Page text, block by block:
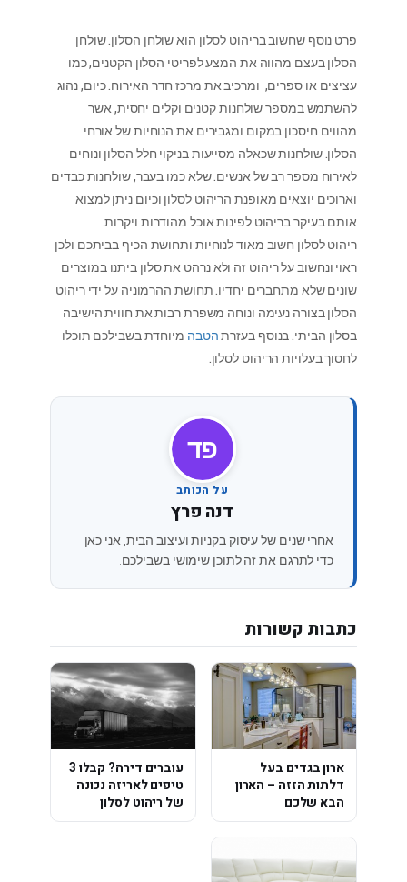
פרט נוסף שחשוב בריהוט לסלון הוא שולחן הסלון. שולחן
הסלון בעצם מהווה את המצע לפריטי הסלון הקטנים, כמו
עציצים או ספרים, ומרכיב את מרכז חדר האירוח. כיום, נהוג
להשתמש במספר שולחנות קטנים וקלים יחסית, אשר
מהווים חיסכון במקום ומגבירים את הנוחיות של אורחי
הסלון. שולחנות שכאלה מסייעות בניקוי חלל הסלון ונוחים
לאירוח מספר רב של אנשים. שלא כמו בעבר, שולחנות כבדים
וארוכים יוצאים מאופנת הריהוט לסלון וכיום ניתן למצוא
אותם בעיקר בריהוט לפינות אוכל מהודרות ויקרות.
ריהוט לסלון חשוב מאוד לנוחיות ותחושת הכיף בביתכם ולכן
ראוי ונחשוב על ריהוט זה ולא נרהט את סלון ביתנו במוצרים
שונים שלא מתחברים יחדיו. תחושת ההרמוניה על ידי ריהוט
הסלון בצורה נעימה ונוחה משפרת רבות את חווית הישיבה
בסלון הביתי. בנוסף בעזרתהטבה מיוחדת בשבילכם תוכלו
לחסוך בעלויות הריהוט לסלון.
דפ
על הכותב
דנה פרץ
אחרי שנים של עיסוק בקניות ועיצוב הבית, אני כאן
כדי לתרגם את זה לתוכן שימושי בשבילכם.
כתבות קשורות
ארון בגדים בעל
דלתות הזזה – הארון
הבא שלכם
עוברים דירה? קבלו 3
טיפים לאריזה נכונה
של ריהוט לסלון